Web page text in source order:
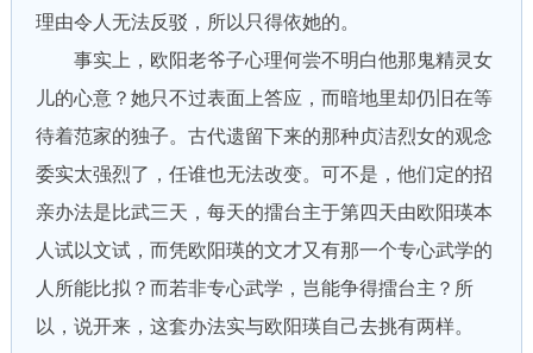
理由令人无法反驳，所以只得依她的。
事实上，欧阳老爷子心理何尝不明白他那鬼精灵女
儿的心意？她只不过表面上答应，而暗地里却仍旧在等
待着范家的独子。古代遗留下来的那种贞洁烈女的观念
委实太强烈了，任谁也无法改变。可不是，他们定的招
亲办法是比武三天，每天的擂台主于第四天由欧阳瑛本
人试以文试，而凭欧阳瑛的文才又有那一个专心武学的
人所能比拟？而若非专心武学，岂能争得擂台主？所
以，说开来，这套办法实与欧阳瑛自己去挑有两样。